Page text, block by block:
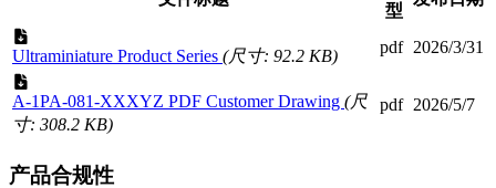
型
Ultraminiature Product Series (尺寸: 92.2 KB) pdf 2026/3/31
A-1PA-081-XXXYZ PDF Customer Drawing (尺
寸: 308.2 KB)
pdf 2026/5/7
产品合规性